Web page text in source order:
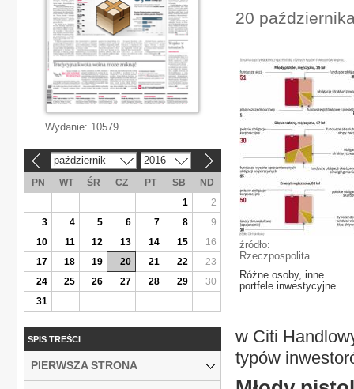
20
źródło:
Rzeczpospolita
Różne osoby, inne
portfele inwestycyjne
w Citi
typów
Wydanie: 10579
październik 2016
PN WT ŚR CZ PT SB
ND
1
2
3
4 5 6 7 8
9
10
11 12 13 14 15
16
17
18 19 20 21 22
23
24
25 26 27 28 29
30
31
SPIS TREŚCI
PIERWSZA STRONA